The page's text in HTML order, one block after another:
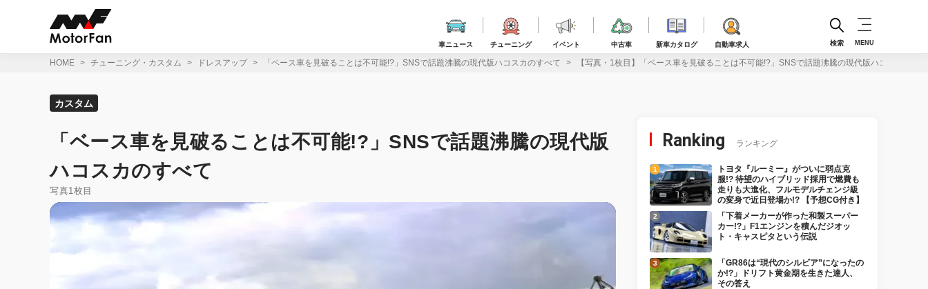
車ニュース チューニング イベント 中古車 新車カタログ 自動車求人 検索 MENU
HOME チューニング・カスタム ドレスアップ 「ベース車を見破ることは不可能!?」SNSで話題沸騰の現代版ハコスカのすべて 【写真・1枚目】「ベース車を見破ることは不可能!?」SNSで話題沸騰の現代版ハコスカのす
カスタム
「ベース車を見破ることは不可能!?」SNSで話題沸騰の現代版
ハコスカのすべて
写真1枚目
Ranking ランキング
トヨタ『ルーミー』がついに弱点克
服!? 待望のハイブリッド採用で燃費も
走りも大進化、フルモデルチェンジ級
の変身で近日登場か!? 【予想CG付き】
「下着メーカーが作った和製スーパー
カー!?」F1エンジンを積んだジオッ
ト・キャスピタという伝説
「GR86は“現代のシルビア”になったの
か!?」ドリフト黄金期を生きた達人、
その答え